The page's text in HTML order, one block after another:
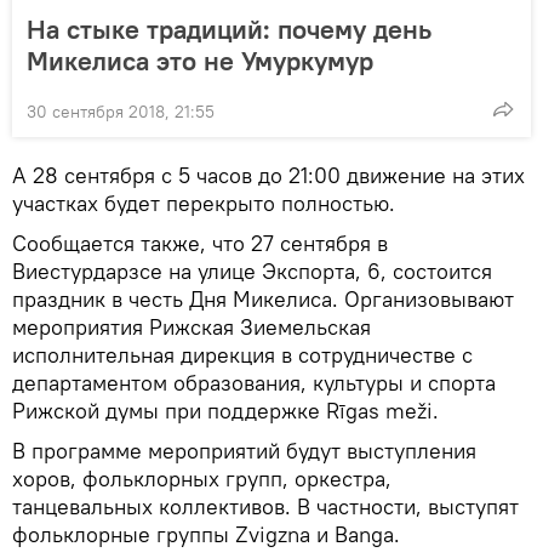
На стыке традиций: почему день
Микелиса это не Умуркумур
30 сентября 2018, 21:55
А 28 сентября с 5 часов до 21:00 движение на этих
участках будет перекрыто полностью.
Сообщается также, что 27 сентября в
Виестурдарзсе на улице Экспорта, 6, состоится
праздник в честь Дня Микелиса. Организовывают
мероприятия Рижская Зиемельская
исполнительная дирекция в сотрудничестве с
департаментом образования, культуры и спорта
Рижской думы при поддержке Rīgas meži.
В программе мероприятий будут выступления
хоров, фольклорных групп, оркестра,
танцевальных коллективов. В частности, выступят
фольклорные группы Zvigzna и Banga.